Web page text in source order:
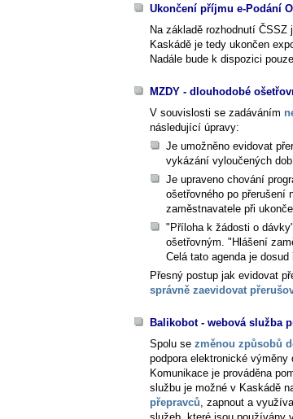
Ukončení příjmu e-Podání
Na základě rozhodnutí
Kaskádě je tedy ukončen
Nadále bude k dispozici
MZDY - dlouhodobé
V souvislosti se zadáváním
následující úpravy:
Je umožněno evidovat
vykázání vyloučených
Je upraveno chování
ošetřovného po
zaměstnavatele při
"Příloha k žádosti o
ošetřovným. "Hlášení
Celá tato agenda je
Přesný postup jak evidovat
správně zaevidovat
Balikobot - webová služba
Spolu se změnou způsobů
podpora elektronické výměny
Komunikace je prováděna
službu je možné v Kaskádě
přepravců, zapnout a